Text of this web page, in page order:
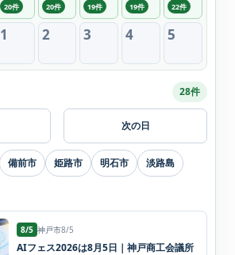
20件 20件 19件 19件 22件
1 2 3 4 5
28件
次の日
備前市 姫路市 明石市
淡路島
8/5 神戸市8/5
AIフェス2026は8月5日｜神戸商工会議所